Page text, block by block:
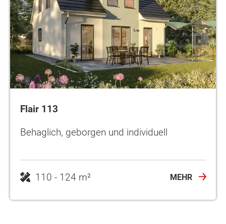
Flair 113
Behaglich, geborgen und individuell
110 - 124 m² MEHR